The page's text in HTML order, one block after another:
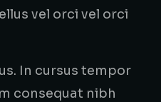
vel orci vel orci
In cursus tempor
consequat nibh